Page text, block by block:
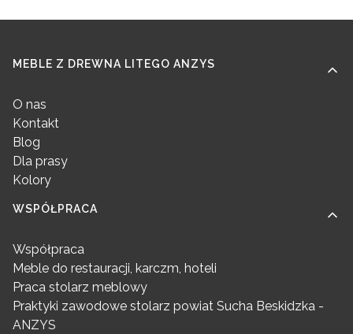
Linki w stopce
MEBLE Z DREWNA LITEGO ANZYS
O nas
Kontakt
Blog
Dla prasy
Kolory
WSPÓŁPRACA
Współpraca
Meble do restauracji, karczm, hoteli
Praca stolarz meblowy
Praktyki zawodowe stolarz powiat Sucha Beskidzka -
ANZYS